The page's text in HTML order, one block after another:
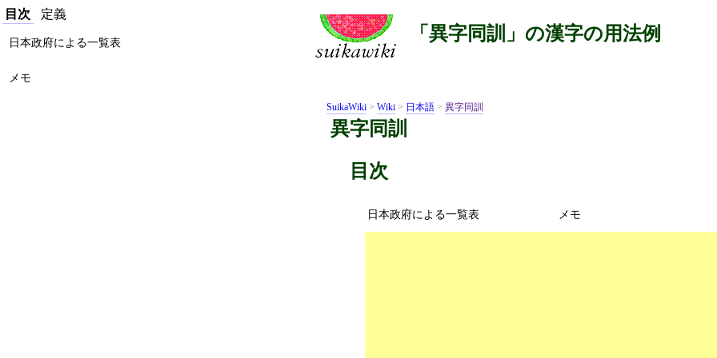
「異字同訓」の漢字の用法例
SuikaWiki > Wiki > 日本語 > 異字同訓
異字同訓
目次
日本政府による一覧表 メモ
目次 定義
日本政府による一覧表
メモ